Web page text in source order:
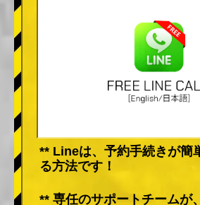
** Lineは、予約手続きが簡
る方法です！
** 専任のサポートチームが